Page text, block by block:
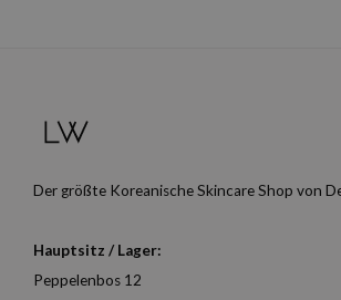
Der größte Koreanische Skincare Shop von
Hauptsitz / Lager:
Peppelenbos 12